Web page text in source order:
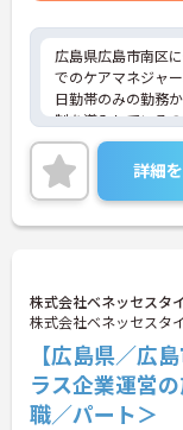
広島県広島市南区
でのケアマネジャー
日勤帯のみの勤務
制を導入している
している方におす
ご興味のある方は
でご気軽にお問合せ
詳細
株式会社ベネッセスタ
株式会社ベネッセスタ
【広島県／広
ラス企業運営
職／パート＞